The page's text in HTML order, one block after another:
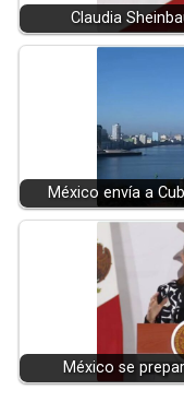
Claudia
México envía a
México se